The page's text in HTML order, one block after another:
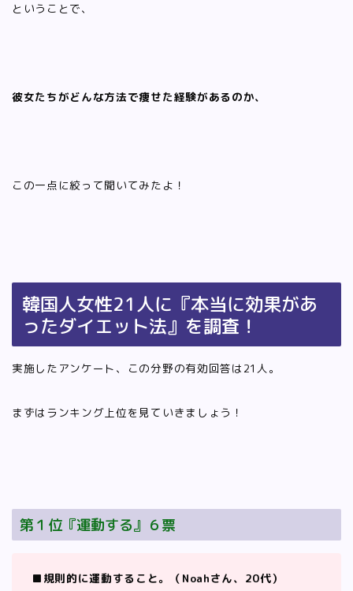
ということで、
彼女たちがどんな方法で痩せた経験があるのか、
この一点に絞って聞いてみたよ！
韓国人女性21人に『本当に効果があ
ったダイエット法』を調査！
実施したアンケート、この分野の有効回答は21人。
まずはランキング上位を見ていきましょう！
第１位『運動する』６票
■規則的に運動すること。（Noahさん、20代）